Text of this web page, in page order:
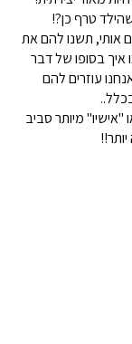
טרף כן?!
אותי, תשנו להם את
איך בסופו של דבר
עוזרים להם
מיותר סביב